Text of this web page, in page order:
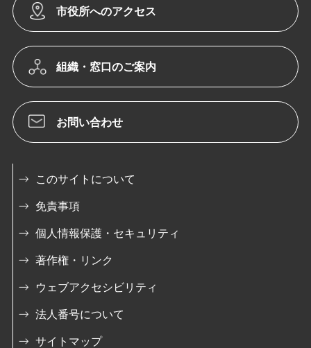
市役所へのアクセス
組織・窓口のご案内
お問い合わせ
このサイトについて
免責事項
個人情報保護・セキュリティ
著作権・リンク
ウェブアクセシビリティ
法人番号について
サイトマップ